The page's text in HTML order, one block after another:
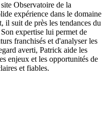
Observatoire de la
expérience dans le domaine
il suit de près les tendances du
expertise lui permet de
franchisés et d'analyser les
averti, Patrick aide les
enjeux et les opportunités de
et fiables.